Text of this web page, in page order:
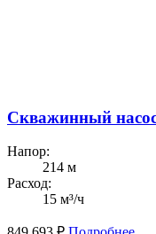
Скважинный
Напор:
214 м
Расход:
15 м³/ч